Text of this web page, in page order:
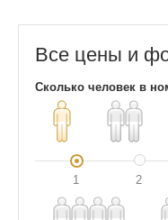
Все цены и
Сколько человек в
1 2